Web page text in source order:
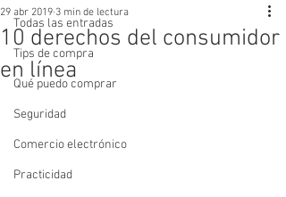
Todas las entradas
Tips de compra
Qué puedo comprar
Seguridad
Comercio electrónico
Practicidad
10 derechos del consumidor
en línea
29 abr 2019 3 min de lectura